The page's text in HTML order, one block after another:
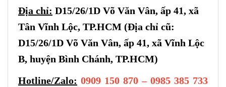
Địa chỉ: D15/26/1D Võ Văn Vân, ấp 41, xã
Tân Vĩnh Lộc, TP.HCM (Địa chỉ cũ:
D15/26/1D Võ Văn Vân, ấp 41, xã Vĩnh Lộc
B, huyện Bình Chánh, TP.HCM)
Hotline/Zalo: 0909 150 870 – 0985 385 733